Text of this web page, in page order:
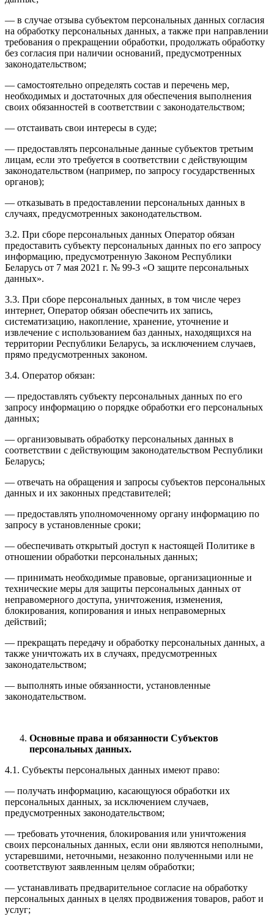
— в случае отзыва субъектом персональных данных согласия
на обработку персональных данных, а также при направлении
требования о прекращении обработки, продолжать обработку
без согласия при наличии оснований, предусмотренных
законодательством;
— самостоятельно определять состав и перечень мер,
необходимых и достаточных для обеспечения выполнения
своих обязанностей в соответствии с законодательством;
— отстаивать свои интересы в суде;
— предоставлять персональные данные субъектов третьим
лицам, если это требуется в соответствии с действующим
законодательством (например, по запросу государственных
органов);
— отказывать в предоставлении персональных данных в
случаях, предусмотренных законодательством.
3.2. При сборе персональных данных Оператор обязан
предоставить субъекту персональных данных по его запросу
информацию, предусмотренную Законом Республики
Беларусь от 7 мая 2021 г. № 99-3 «О защите персональных
данных».
3.3. При сборе персональных данных, в том числе через
интернет, Оператор обязан обеспечить их запись,
систематизацию, накопление, хранение, уточнение и
извлечение с использованием баз данных, находящихся на
территории Республики Беларусь, за исключением случаев,
прямо предусмотренных законом.
3.4. Оператор обязан:
— предоставлять субъекту персональных данных по его
запросу информацию о порядке обработки его персональных
данных;
— организовывать обработку персональных данных в
соответствии с действующим законодательством Республики
Беларусь;
— отвечать на обращения и запросы субъектов персональных
данных и их законных представителей;
— предоставлять уполномоченному органу информацию по
запросу в установленные сроки;
— обеспечивать открытый доступ к настоящей Политике в
отношении обработки персональных данных;
— принимать необходимые правовые, организационные и
технические меры для защиты персональных данных от
неправомерного доступа, уничтожения, изменения,
блокирования, копирования и иных неправомерных
действий;
— прекращать передачу и обработку персональных данных, а
также уничтожать их в случаях, предусмотренных
законодательством;
— выполнять иные обязанности, установленные
законодательством.
Основные права и обязанности Субъектов
персональных данных.
4.1. Субъекты персональных данных имеют право:
— получать информацию, касающуюся обработки их
персональных данных, за исключением случаев,
предусмотренных законодательством;
— требовать уточнения, блокирования или уничтожения
своих персональных данных, если они являются неполными,
устаревшими, неточными, незаконно полученными или не
соответствуют заявленным целям обработки;
— устанавливать предварительное согласие на обработку
персональных данных в целях продвижения товаров, работ и
услуг;